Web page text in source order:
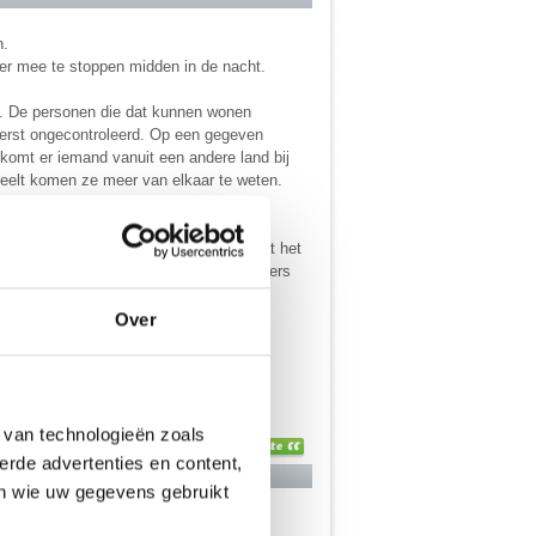
Over
technologieën zoals
advertenties en content,
wie uw gegevens gebruikt
mee te stoppen midden in de nacht.
personen die dat kunnen wonen
ongecontroleerd. Op een gegeven
er iemand vanuit een andere land bij
komen ze meer van elkaar te weten.
degelijke voordelen aan zoals dat het
is ook LGHBT vriendelijk en de makers